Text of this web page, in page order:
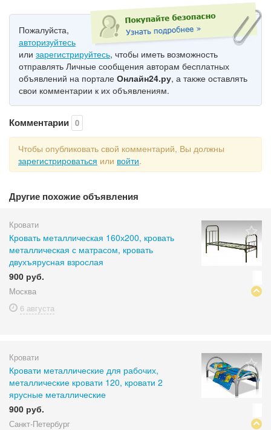
Пожалуйста,
авторизуйтесь
или зарегистрируйтесь, чтобы иметь возможность
отправлять Личные сообщения авторам бесплатных
объявлений на портале Онлайн24.ру, а также оставлять
свои комментарии к их объявлениям.
Комментарии 0
Чтобы опубликовать свой комментарий, Вы должны
зарегистрироваться или войти.
Другие похожие объявления
Кровати
Кровать металлическая 160х200, кровать
металлическая с матрасом, кровать
двухъярусная взрослая
900 руб.
Москва
6 августа
Кровати
Кровати металлические для рабочих,
металлические кровати 120, кровати 2
ярусные металлические
900 руб.
Санкт-Петербург